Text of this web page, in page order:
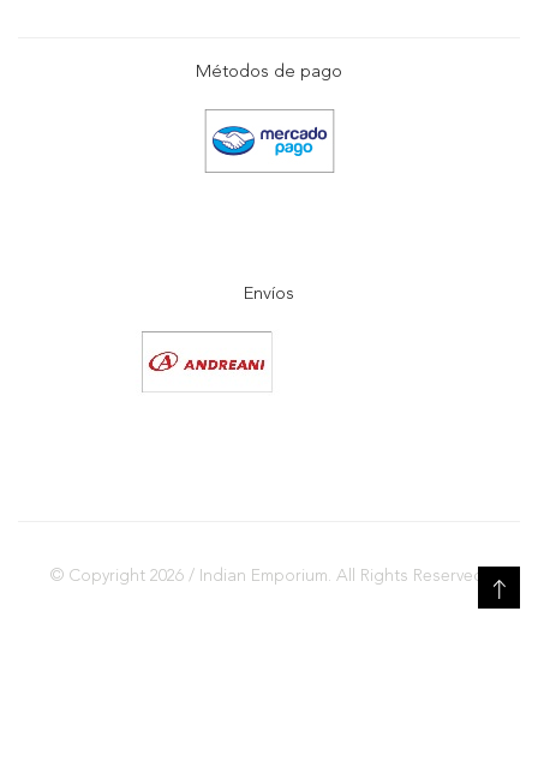
Métodos de pago
Envíos
© Copyright 2026 / Indian Emporium. All Rights Reserved.